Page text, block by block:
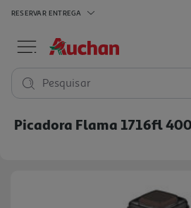
RESERVAR ENTREGA
Pesquisar
Picadora Flama 1716fl